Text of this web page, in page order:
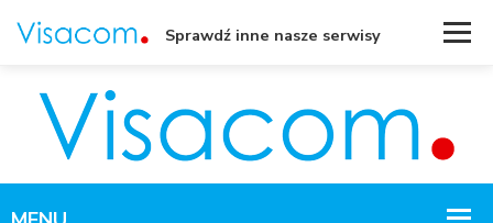
Sprawdź inne nasze serwisy